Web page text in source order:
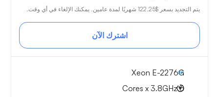
يتم التجديد بسعر $122.25 شهريًا لمدة عامين. يمكنك الإلغاء في أي وقت.
اشترك الآن
Xeon E-2276G
6 Cores x 3.8GHz